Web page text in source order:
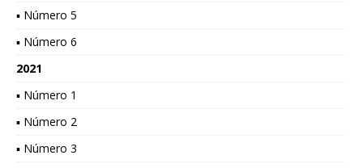
▪ Número 5
▪ Número 6
2021
▪ Número 1
▪ Número 2
▪ Número 3